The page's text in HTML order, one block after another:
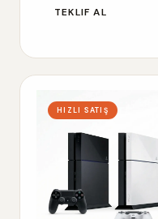
TEKLIF AL
HIZLI SATIŞ